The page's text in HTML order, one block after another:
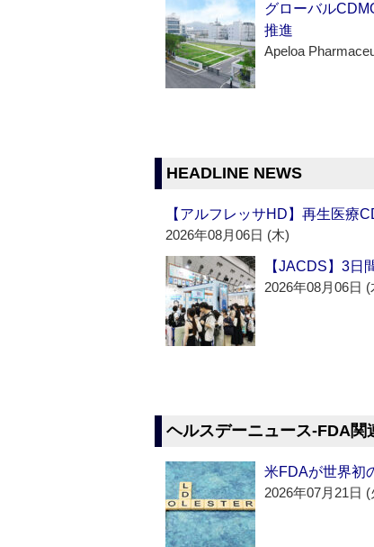
グローバル
推進
Apeloa
HEADLINE NEWS
【アルフレッサHD】再生医療
2026年08月06日 (木)
【JACDS】3日
2026年08月06日 (
ヘルスデーニュース‐FDA関
米FDAが世界初
2026年07月21日 (